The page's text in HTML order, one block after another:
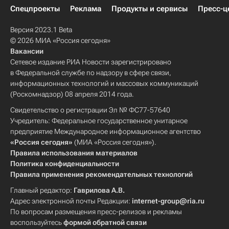
Спецпроекты
Реклама Продукты и сервисы Пресс-
Версия 2023.1 Beta
© 2026 МИА «Россия сегодня»
Вакансии
Сетевое издание РИА Новости зарегистрировано
в Федеральной службе по надзору в сфере связи,
информационных технологий и массовых коммуникаций
(Роскомнадзор) 08 апреля 2014 года.
Свидетельство о регистрации Эл № ФС77-57640
Учредитель: Федеральное государственное унитарное
предприятие Международное информационное агентство
«Россия сегодня» (МИА «Россия сегодня»).
Правила использования материалов
Политика конфиденциальности
Правила применения рекомендательных технологий
Главный редактор: Гаврилова А.В.
Адрес электронной почты Редакции: internet-group@ria.ru
По вопросам размещения пресс-релизов и рекламы
воспользуйтесьформой обратной связи